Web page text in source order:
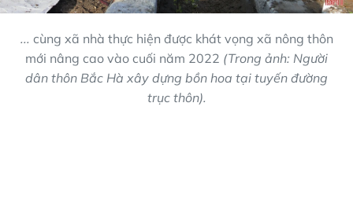
... cùng xã nhà thực hiện được khát vọng xã nông thôn
mới nâng cao vào cuối năm 2022 (Trong ảnh: Người
dân thôn Bắc Hà xây dựng bồn hoa tại tuyến đường
trục thôn).